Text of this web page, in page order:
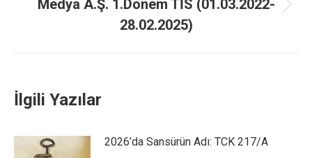
Medya A.Ş. 1.Dönem TİS (01.03.2022-
28.02.2025)
İlgili Yazılar
2026’da Sansürün Adı: TCK 217/A